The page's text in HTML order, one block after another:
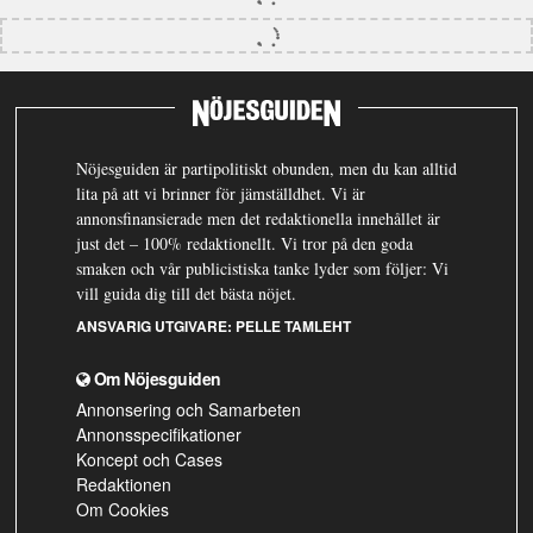
Nöjesguiden är partipolitiskt obunden, men du kan alltid
lita på att vi brinner för jämställdhet. Vi är
annonsfinansierade men det redaktionella innehållet är
just det – 100% redaktionellt. Vi tror på den goda
smaken och vår publicistiska tanke lyder som följer: Vi
vill guida dig till det bästa nöjet.
ANSVARIG UTGIVARE: PELLE TAMLEHT
Om Nöjesguiden
Annonsering och Samarbeten
Annonsspecifikationer
Koncept och Cases
Redaktionen
Om Cookies